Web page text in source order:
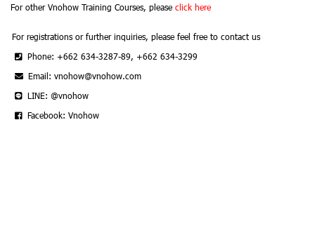
For other Vnohow Training Courses, please click here
For registrations or further inquiries, please feel free to contact us
Phone: +662 634-3287-89, +662 634-3299
Email: vnohow@vnohow.com
LINE: @vnohow
Facebook: Vnohow